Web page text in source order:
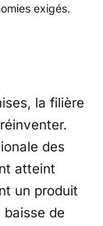
exigés.
la filière
des
atteint
un produit
baisse de